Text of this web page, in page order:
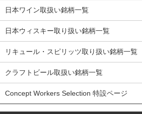
日本ワイン取扱い銘柄一覧
日本ウィスキー取り扱い銘柄一覧
リキュール・スピリッツ取り扱い銘柄一覧
クラフトビール取扱い銘柄一覧
Concept Workers Selection 特設ページ